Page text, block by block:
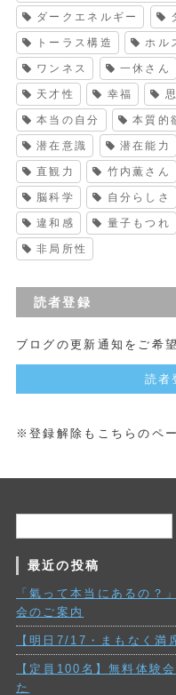
ダークエネルギー
トーラス構造 ホル
ワンネス 一休さん
天才性 幸福
本当の自分 本質的
潜在意識 潜在能力
直観力 竹内薫さん
脳科学 自分らしさ
違和感 量子もつれ
非局所性
読者登録
ブログの更新通知をご希
読者
※登録解除もこちらのペ
最近の投稿
「氣って本当にあるの？
会のご案内
【明日7/17・まもなく満
【定員100名】無料体験
た